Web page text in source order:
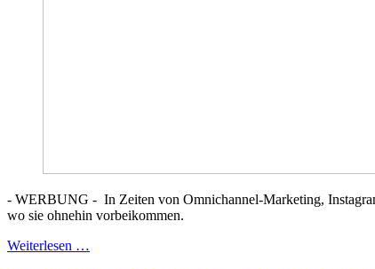
- WERBUNG - In Zeiten von Omnichannel-Marketing,
wo sie ohnehin vorbeikommen.
Weiterlesen …